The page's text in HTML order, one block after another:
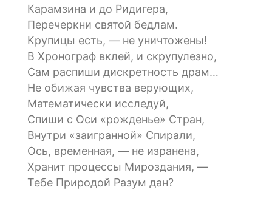
Карамзина и до Ридигера,
Перечеркни святой бедлам.
Крупицы есть, — не уничтожены!
В Хронограф вклей, и скрупулезно,
Сам распиши дискретность драм…
Не обижая чувства верующих,
Математически исследуй,
Спиши с Оси «рожденье» Стран,
Внутри «заигранной» Спирали,
Ось, временная, — не изранена,
Хранит процессы Мироздания, —
Тебе Природой Разум дан?